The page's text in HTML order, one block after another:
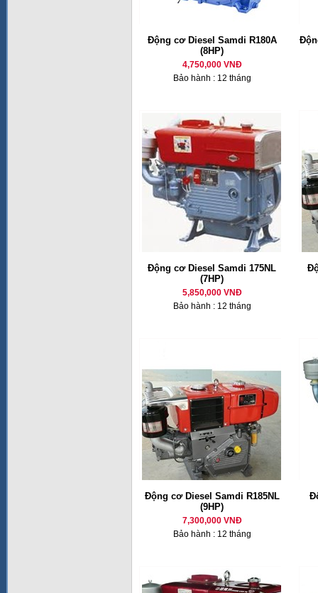
Động cơ Diesel Samdi R180A
(8HP)
4,750,000 VNĐ
Bảo hành : 12 tháng
Động cơ Diesel Samdi 175NL
(7HP)
5,850,000 VNĐ
Bảo hành : 12 tháng
Động cơ Diesel Samdi R185NL
(9HP)
7,300,000 VNĐ
Bảo hành : 12 tháng